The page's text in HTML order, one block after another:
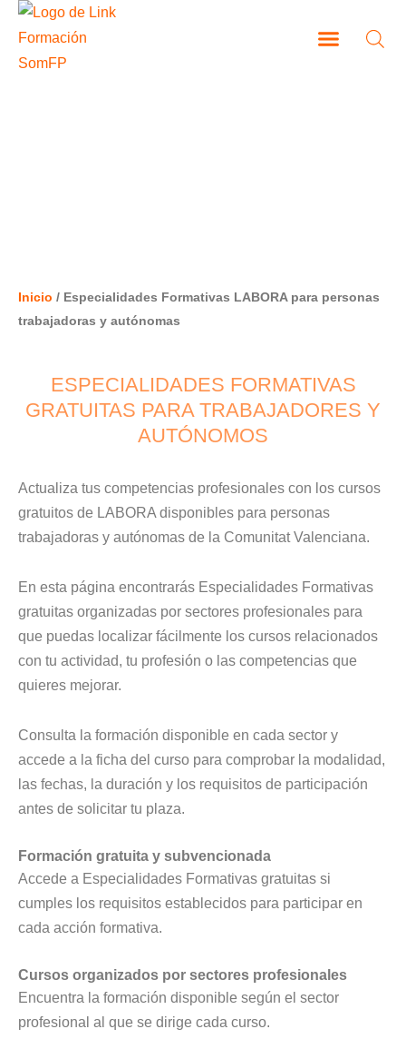
contenido
Inicio / Especialidades Formativas LABORA para personas
trabajadoras y autónomas
ESPECIALIDADES FORMATIVAS
GRATUITAS PARA TRABAJADORES Y
AUTÓNOMOS
Actualiza tus competencias profesionales con los cursos
gratuitos de LABORA disponibles para personas
trabajadoras y autónomas de la Comunitat Valenciana.
En esta página encontrarás Especialidades Formativas
gratuitas organizadas por sectores profesionales para
que puedas localizar fácilmente los cursos relacionados
con tu actividad, tu profesión o las competencias que
quieres mejorar.
Consulta la formación disponible en cada sector y
accede a la ficha del curso para comprobar la modalidad,
las fechas, la duración y los requisitos de participación
antes de solicitar tu plaza.
Formación gratuita y subvencionada
Accede a Especialidades Formativas gratuitas si
cumples los requisitos establecidos para participar en
cada acción formativa.
Cursos organizados por sectores profesionales
Encuentra la formación disponible según el sector
profesional al que se dirige cada curso.